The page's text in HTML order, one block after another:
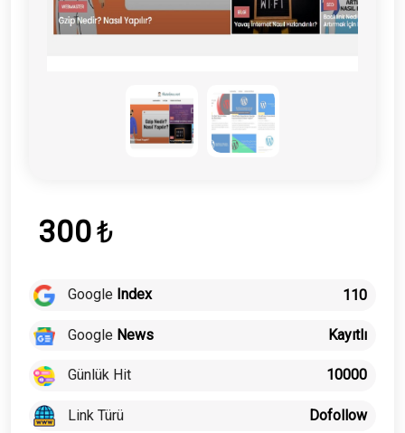
300₺
Google Index 110
Google News Kayıtlı
Günlük Hit 10000
Link Türü Dofollow